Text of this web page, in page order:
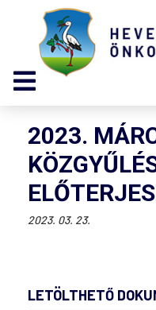
2023.
2023. 03. 23.
LETÖLTHETŐ